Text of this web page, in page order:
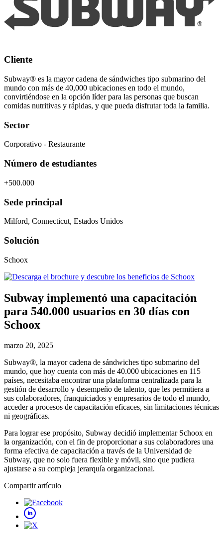
Cliente
Subway® es la mayor cadena de sándwiches tipo submarino del
mundo con más de 40,000 ubicaciones en todo el mundo,
convirtiéndose en la opción líder para las personas que buscan
comidas nutritivas y rápidas, y que pueda disfrutar toda la familia.
Sector
Corporativo - Restaurante
Número de estudiantes
+500.000
Sede principal
Milford, Connecticut, Estados Unidos
Solución
Schoox
Subway implementó una capacitación
para 540.000 usuarios en 30 días con
Schoox
marzo 20, 2025
Subway®, la mayor cadena de sándwiches tipo submarino del
mundo, que hoy cuenta con más de 40.000 ubicaciones en 115
países, necesitaba encontrar una plataforma centralizada para la
gestión de desarrollo y desempeño de talento, que les permitiera a
sus colaboradores, franquiciados y empresarios de todo el mundo,
acceder a procesos de capacitación eficaces, sin limitaciones técnicas
ni geográficas.
Para lograr ese propósito, Subway decidió implementar Schoox en
la organización, con el fin de proporcionar a sus colaboradores una
forma efectiva de capacitación a través de la Universidad de
Subway, que no solo fuera flexible y móvil, sino que pudiera
ajustarse a su compleja jerarquía organizacional.
Compartir artículo